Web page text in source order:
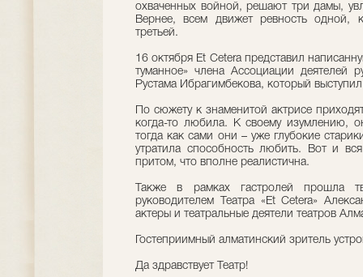
охваченных войной, решают три дамы,
Вернее, всем движет ревность одной,
третьей.
16 октября Et Cetera представил
туманное» члена Ассоциации деятелей
Рустама Ибрагимбекова, который
По сюжету к знаменитой актрисе
когда-то любила. К своему изумлению,
тогда как сами они – уже глубокие
утратила способность любить. Вот и
притом, что вполне реалистична.
Также в рамках гастролей прошла
руководителем Театра «Et Cetera»
актеры и театральные деятели театров
Гостеприимный алматинский зритель
Да здравствует Театр!